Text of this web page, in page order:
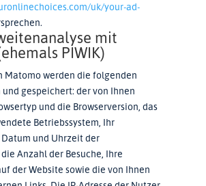
uk/your-ad-
mit
PIWIK)
Matomo werden die folgenden
gespeichert: der von Ihnen
und die Browserversion, das
Betriebssystem, Ihr
und Uhrzeit der
Anzahl der Besuche, Ihre
der Website sowie die von Ihnen